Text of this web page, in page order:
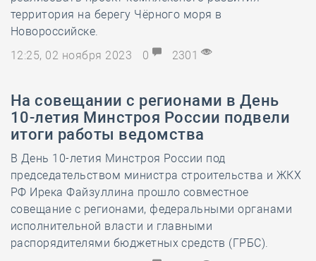
территория на берегу Чёрного моря в
Новороссийске.
12:25, 02 ноября 2023
0 2301
На совещании с регионами в День
10-летия Минстроя России подвели
итоги работы ведомства
В День 10-летия Минстроя России под
председательством министра строительства и ЖКХ
РФ Ирека Файзуллина прошло совместное
совещание с регионами, федеральными органами
исполнительной власти и главными
распорядителями бюджетных средств (ГРБС).